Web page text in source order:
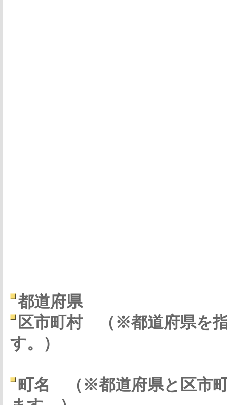
都道府県
区市町村
（※都道府県を
す。）
町名
（※都道府県と区市